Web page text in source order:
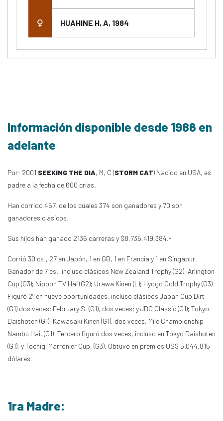
HUAHINE H, A, 1984
Información disponible desde 1986 en
adelante
Por: 2001 SEEKING THE DIA, M, C (STORM CAT) Nacido en USA, es
padre a la fecha de 600 crías.
Han corrido 457, de los cuales 374 son ganadores y 70 son
ganadores clásicos.
Sus hijos han ganado 2136 carreras y $8,735,419,384.-
Corrió 30 cs., 27 en Japón, 1 en GB, 1 en Francia y 1 en Singapur.
Ganador de 7 cs., incluso clásicos New Zealand Trophy (G2); Arlington
Cup (G3); Nippon TV Hai (G2); Urawa Kinen (L); Hyogo Gold Trophy (G3).
Figuró 2º en nueve oportunidades, incluso clásicos Japan Cup Dirt
(G1) dos veces; February S. (G1), dos veces; y JBC Classic (G1); Tokyo
Daishoten (G1); Kawasaki Kinen (G1), dos veces; Mile Championship
Nambu Hai, (G1). Tercero figuró dos veces, incluso en Tokyo Daishoten
(G1); y Tochigi Marronier Cup, (G3). Obtuvo en premios US$ 5.044.815
dólares.
1ra Madre: